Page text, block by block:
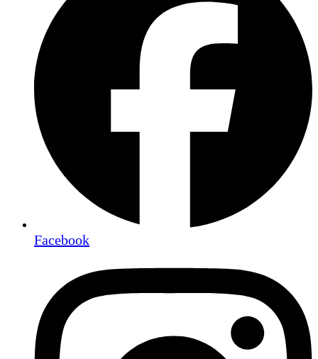
Facebook